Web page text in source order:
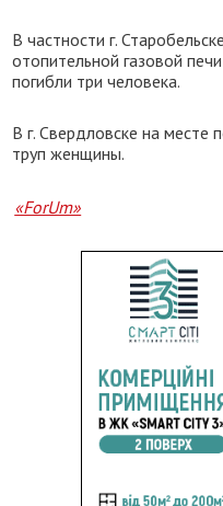
В частности г.
отопительной газовой
погибли три человека.
В г. Свердловске на месте
труп женщины.
«ForUm»